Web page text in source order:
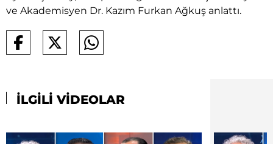
ve Akademisyen Dr. Kazım Furkan Ağkuş anlattı.
İLGİLİ VİDEOLAR